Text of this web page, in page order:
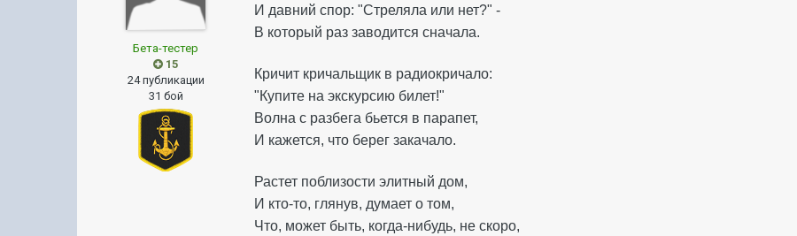
Бета-тестер
15
24 публикации
31 бой
И давний спор: "Стреляла или нет?" -
В который раз заводится сначала.
Кричит кричальщик в радиокричало:
"Купите на экскурсию билет!"
Волна с разбега бьется в парапет,
И кажется, что берег закачало.
Растет поблизости элитный дом,
И кто-то, глянув, думает о том,
Что, может быть, когда-нибудь, не скоро,